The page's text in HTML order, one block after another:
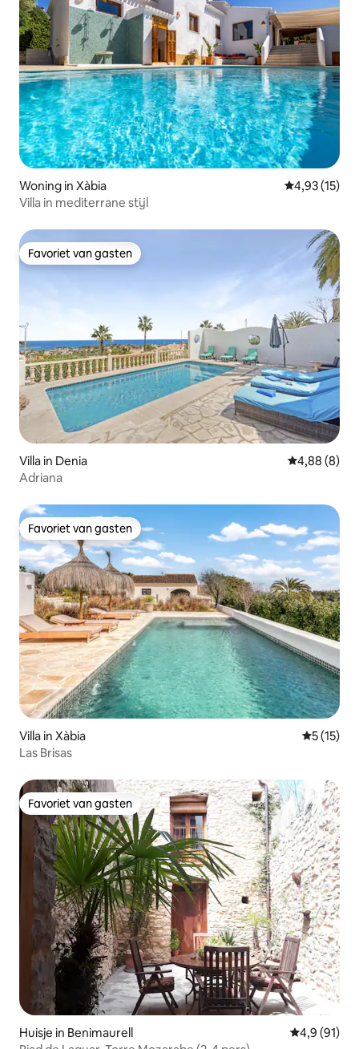
Woning in Xàbia Gemiddelde
4,93 (15)
Villa in mediterrane stijl
Favoriet van gasten
Favoriet van gasten
Villa in Denia Gemiddelde
4,88 (8)
Adriana
Favoriet van gasten
Favoriet van gasten
Villa in Xàbia
5 (15)
Las Brisas
Favoriet van gasten
Favoriet van gasten
Huisje in Benimaurell
4,9 (91)